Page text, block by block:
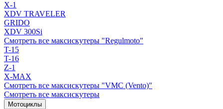
X-1
XDV TRAVELER
GRIDO
XDV 300Si
Смотреть все максискутеры "Regulmoto"
T-15
T-16
Z-1
X-MAX
Смотреть все максискутеры "VMC (Vento)"
Смотреть все максискутеры
Мотоциклы